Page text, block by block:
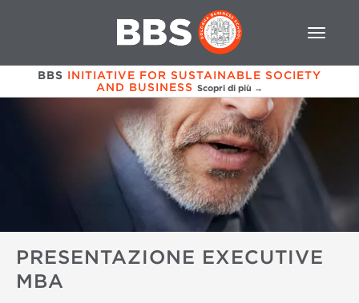
BBS INITIATIVE FOR SUSTAINABLE SOCIETY
AND BUSINESS Scopri di più →
PRESENTAZIONE EXECUTIVE
MBA